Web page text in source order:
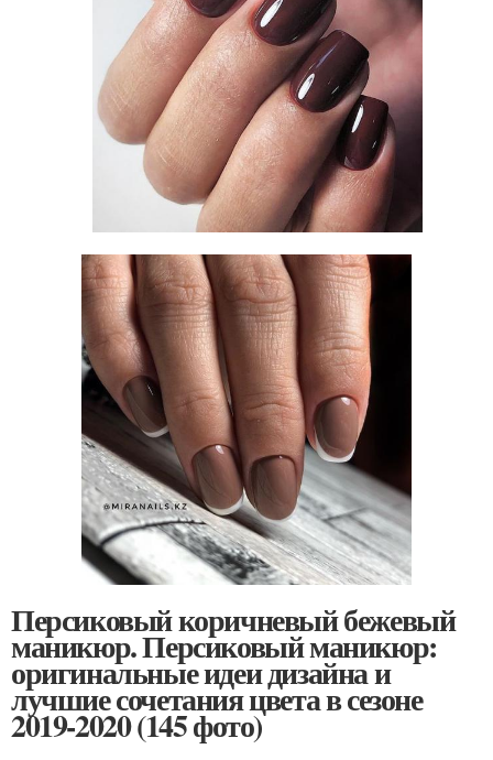
Персиковый коричневый бежевый
маникюр. Персиковый маникюр:
оригинальные идеи дизайна и
лучшие сочетания цвета в сезоне
2019-2020 (145 фото)